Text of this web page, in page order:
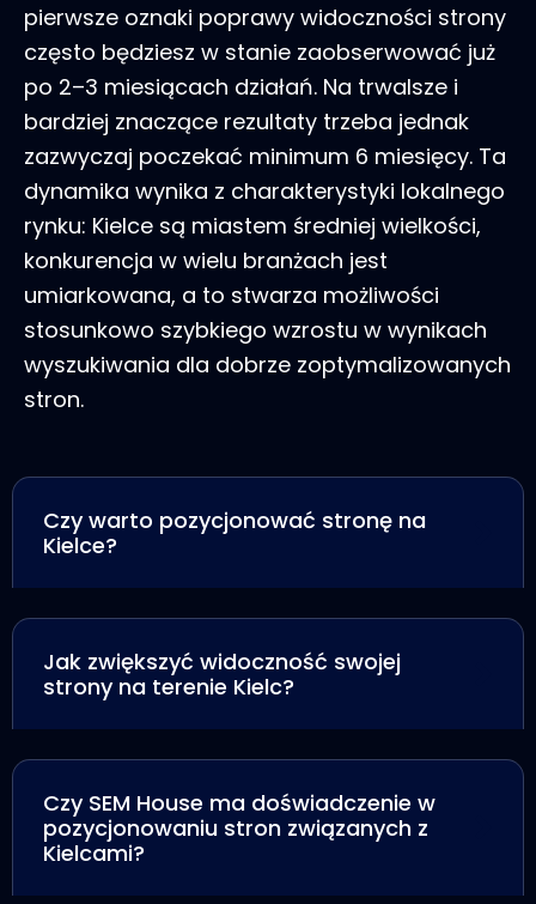
pierwsze oznaki poprawy widoczności strony
często będziesz w stanie zaobserwować już
po 2–3 miesiącach działań. Na trwalsze i
bardziej znaczące rezultaty trzeba jednak
zazwyczaj poczekać minimum 6 miesięcy. Ta
dynamika wynika z charakterystyki lokalnego
rynku: Kielce są miastem średniej wielkości,
konkurencja w wielu branżach jest
umiarkowana, a to stwarza możliwości
stosunkowo szybkiego wzrostu w wynikach
wyszukiwania dla dobrze zoptymalizowanych
stron.
Czy warto pozycjonować stronę na
Kielce?
Jak zwiększyć widoczność swojej
strony na terenie Kielc?
Czy SEM House ma doświadczenie w
pozycjonowaniu stron związanych z
Kielcami?